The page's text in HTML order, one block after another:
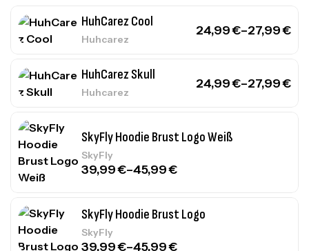
HuhCarez Cool
Huhcarez
24,99€–27,99€
HuhCarez Skull
Huhcarez
24,99€–27,99€
SkyFly Hoodie Brust Logo Weiß
SkyFly
39,99€–45,99€
SkyFly Hoodie Brust Logo
SkyFly
39,99€–45,99€